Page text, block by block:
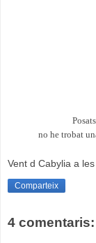
no he trobat
Vent d Cabylia a les
Comparteix
4 comentaris: